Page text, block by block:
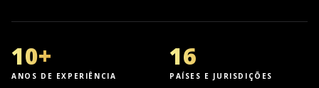
10+
ANOS DE EXPERIÊNCIA
16
PAÍSES E JURISDIÇÕES